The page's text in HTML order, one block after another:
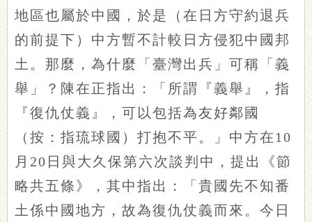
地區也屬於中國，於是（在日方守約退兵
的前提下）中方暫不計較日方侵犯中國邦
土。那麼，為什麼「臺灣出兵」可稱「義
舉」？陳在正指出：「所謂『義舉』，指
『復仇仗義』，可以包括為友好鄰國
（按：指琉球國）打抱不平。」中方在10
月20日與大久保第六次談判中，提出《節
略共五條》，其中指出：「貴國先不知番
土係中國地方，故為復仇仗義而來。今日